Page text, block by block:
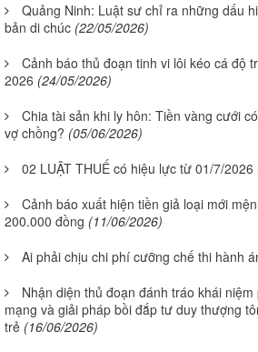
Quảng Ninh: Luật sư chỉ ra những dấu
bản di chúc (22/05/2026)
Cảnh báo thủ đoạn tinh vi lôi kéo cá độ
2026 (24/05/2026)
Chia tài sản khi ly hôn: Tiền vàng cưới
vợ chồng? (05/06/2026)
02 LUẬT THUẾ có hiệu lực từ 01/7/2026
Cảnh báo xuất hiện tiền giả loại mới
200.000 đồng (11/06/2026)
Ai phải chịu chi phí cưỡng chế thi hành
Nhận diện thủ đoạn đánh tráo khái
mạng và giải pháp bồi đắp tư duy thượng
trẻ (16/06/2026)